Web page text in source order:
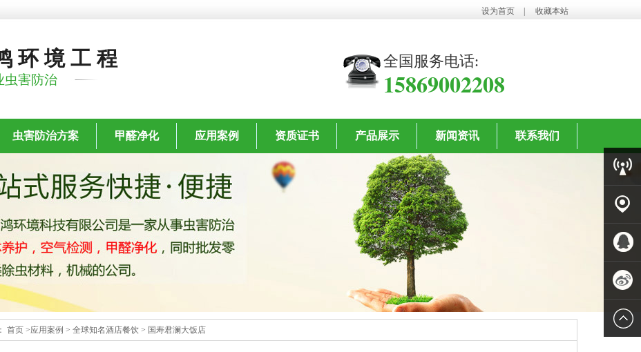
设为首页 收藏本站
环境工程
虫害防治
全国服务电话:
15869002208
虫害防治方案 甲醛净化 应用案例 资质证书 产品展示 新闻资讯 联系我们
首页 >应用案例 > 全球知名酒店餐饮 > 国寿君澜大饭店
客服中
客户案
例
QQ客服
新浪微